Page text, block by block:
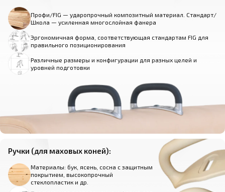
Профи/FIG — ударопрочный композитный материал. Стандарт/
Школа — усиленная многослойная фанера
Эргономичная форма, соответствующая стандартам FIG для
правильного позиционирования
Различные размеры и конфигурации для разных целей и
уровней подготовки
Ручки (для маховых коней):
Материалы: бук, ясень, сосна с защитным
покрытием, высокопрочный
стеклопластик и др.